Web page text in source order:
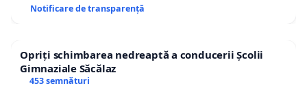
Notificare de transparență
Opriți schimbarea nedreaptă a conducerii Școlii
Gimnaziale Săcălaz
453 semnături